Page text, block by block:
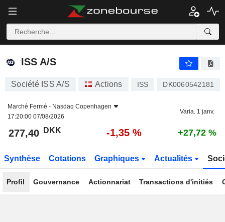
ISS A/S
ISS A/S
Société ISS A/S Actions ISS DK0060542181
Marché Fermé - Nasdaq Copenhagen
17:20:00 07/08/2026
Varia. 1 janv.
277,40 DKK -1,35 % +27,72 %
Synthèse Cotations Graphiques Actualités
Profil Gouvernance Actionnariat Transactions d'initiés